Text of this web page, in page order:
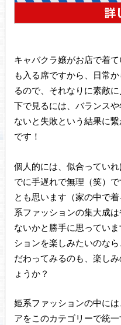
キャバクラ嬢がお店で着
も入る席ですから、日常
るので、それなりに素敵
下で見るには、バランス
ないと失敗という結果に
です！
個人的には、似合ってい
でに手遅れで無理（笑）
とも思います（家の中で
系ファッションの集大成
ないかと勝手に思ってい
ションを楽しみたいのな
だわってみるのも、楽し
ょうか？
姫系ファッションの中に
アをこのカテゴリーで統